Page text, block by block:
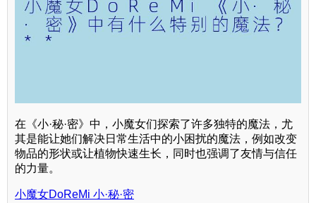
在《小·秘·密》中，小魔女们探索了许多独特的魔法，尤
其是能让她们解决日常生活中的小困扰的魔法，例如改变
物品的形状或让植物快速生长，同时也强调了友情与信任
的力量。
小魔女DoReMi 小·秘·密